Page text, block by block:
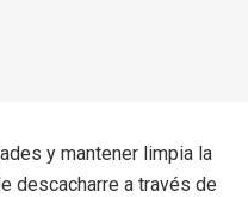
y mantener limpia la
descacharre a través de